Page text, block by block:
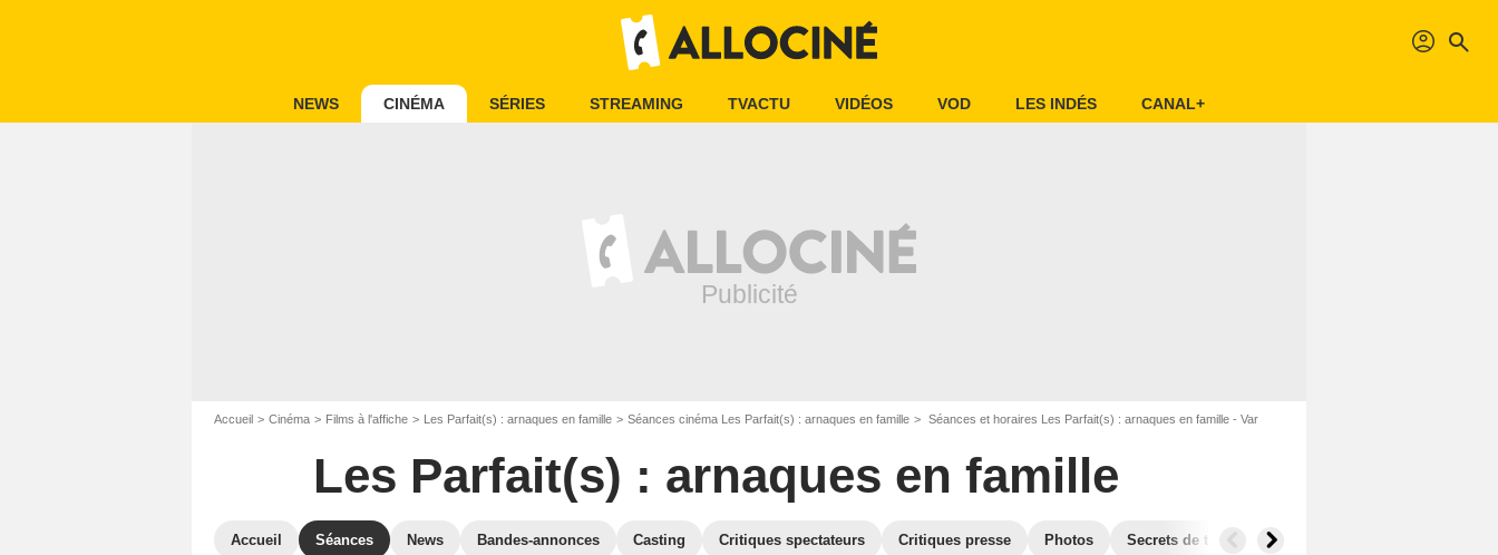
profil search
NEWS CINÉMA SÉRIES STREAMING TVACTU VIDÉOS VOD LES INDÉS CANAL+
Accueil Cinéma Films à l'affiche Les Parfait(s) : arnaques en famille Séances cinéma Les Parfait(s) : arnaques en famille Séances et horaires Les Parfait(s) : arnaques en famille - Var
Les Parfait(s) : arnaques en famille
Accueil Séances News Bandes-annonces Casting Critiques spectateurs Critiques presse Photos Secrets de tournage